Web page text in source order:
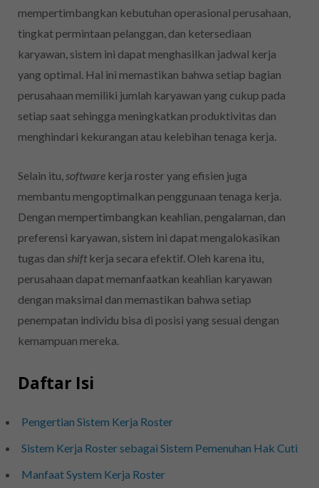
mempertimbangkan kebutuhan operasional perusahaan,
tingkat permintaan pelanggan, dan ketersediaan
karyawan, sistem ini dapat menghasilkan jadwal kerja
yang optimal. Hal ini memastikan bahwa setiap bagian
perusahaan memiliki jumlah karyawan yang cukup pada
setiap saat sehingga meningkatkan produktivitas dan
menghindari kekurangan atau kelebihan tenaga kerja.
Selain itu,software kerja roster yang efisien juga
membantu mengoptimalkan penggunaan tenaga kerja.
Dengan mempertimbangkan keahlian, pengalaman, dan
preferensi karyawan, sistem ini dapat mengalokasikan
tugas dan shift kerja secara efektif. Oleh karena itu,
perusahaan dapat memanfaatkan keahlian karyawan
dengan maksimal dan memastikan bahwa setiap
penempatan individu bisa di posisi yang sesuai dengan
kemampuan mereka.
Daftar Isi
Pengertian Sistem Kerja Roster
Sistem Kerja Roster sebagai Sistem Pemenuhan Hak Cuti
Manfaat System Kerja Roster